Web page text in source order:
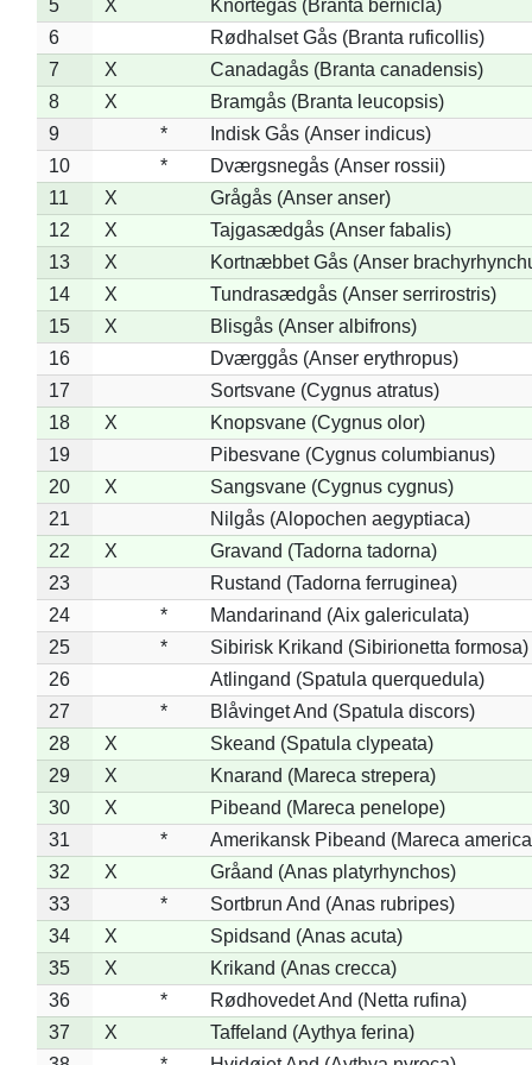
5 X
Knortegås (Branta bernicla)
6
Rødhalset Gås (Branta ruficollis)
7
X
Canadagås (Branta canadensis)
8
X
Bramgås (Branta leucopsis)
9
*
Indisk Gås (Anser indicus)
10
*
Dværgsnegås (Anser rossii)
11
X
Grågås (Anser anser)
12
X
Tajgasædgås (Anser fabalis)
13
X
Kortnæbbet Gås (Anser
14
X
Tundrasædgås (Anser serrirostris)
15
X
Blisgås (Anser albifrons)
16
Dværggås (Anser erythropus)
17
Sortsvane (Cygnus atratus)
18
X
Knopsvane (Cygnus olor)
19
Pibesvane (Cygnus columbianus)
20
X
Sangsvane (Cygnus cygnus)
21
Nilgås (Alopochen aegyptiaca)
22
X
Gravand (Tadorna tadorna)
23
Rustand (Tadorna ferruginea)
24
*
Mandarinand (Aix galericulata)
25
*
Sibirisk Krikand (Sibirionetta formosa)
26
Atlingand (Spatula querquedula)
27
*
Blåvinget And (Spatula discors)
28
X
Skeand (Spatula clypeata)
29
X
Knarand (Mareca strepera)
30
X
Pibeand (Mareca penelope)
31
*
Amerikansk Pibeand (Mareca
32
X
Gråand (Anas platyrhynchos)
33
*
Sortbrun And (Anas rubripes)
34
X
Spidsand (Anas acuta)
35
X
Krikand (Anas crecca)
36
*
Rødhovedet And (Netta rufina)
37
X
Taffeland (Aythya ferina)